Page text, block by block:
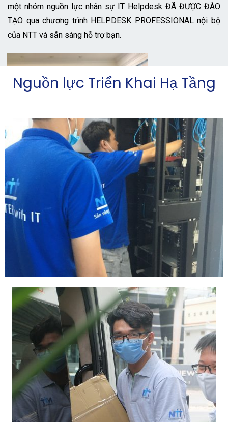
một nhóm nguồn lực nhân sự IT Helpdesk ĐÃ ĐƯỢC ĐÀO
TẠO qua chương trình HELPDESK PROFESSIONAL nội bộ
của NTT và sẵn sàng hỗ trợ bạn.
Nguồn lực Triển Khai Hạ Tầng